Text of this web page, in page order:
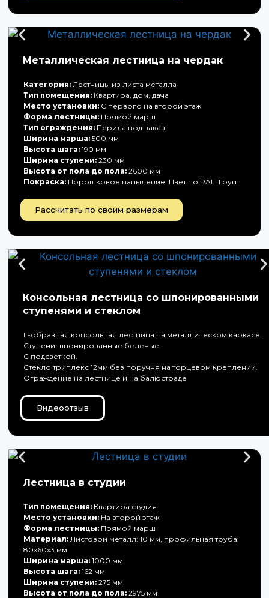
Металлическая лестница на чердак
Категория: Лестницы из листа металла
Тип помещения: Квартира, дом, дача
Место установки: С первого на второй этаж
Форма лестницы: Прямой марш
Тип ограждения: Перила под заказ
Ширина марша: 500 мм
Высота шага: 190 мм
Ширина ступени: 230 мм
Высота от пола до пола: 2600 мм
Покраска: Порошковое напыление. Цвет по RAL. Грунт
Рассчитать по своим размерам
Консольная лестница со шпонированными
ступенями и стеклом
Г-образная консольная лестница на металлическом каркасе.
Ступени шпонированные беленые.
С подсветкой.
Стекло триплекс 12мм без поручня на торцевом креплении.
Ограждение на лестнице и на балюстраде
Видеоотзыв
Лестница в студии
Тип помещения: Квартира студия
Место установки: На второй этаж
Форма лестницы: Прямой марш
Материал: Листовой металл: 10 мм, профильная труба:
80х60х3 мм
Ширина марша: 1000 мм
Высота шага: 162 мм
Ширина ступени: 275 мм
Высота от пола до пола: 2975 мм